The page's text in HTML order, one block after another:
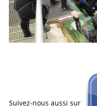
Suivez-nous aussi sur